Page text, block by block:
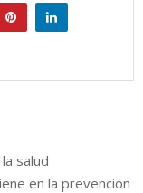
salud
en la prevención